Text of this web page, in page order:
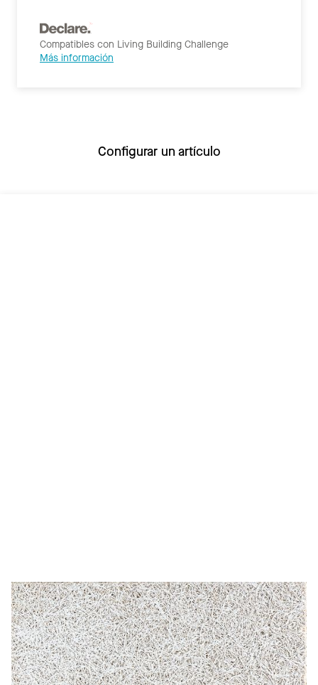
Compatibles con Living Building Challenge
Más información
Configurar un artículo